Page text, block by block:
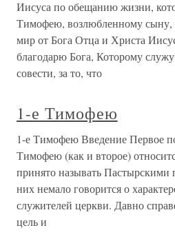
Иисуса по обещанию жизни,
Тимофею, возлюбленному сыну,
мир от Бога Отца и Христа
благодарю Бога, Которому
совести, за то, что
1-е Тимофею
1-е Тимофею Введение Первое
Тимофею (как и второе)
принято называть Пастырскими
них немало говорится о
служителей церкви. Давно
цель и